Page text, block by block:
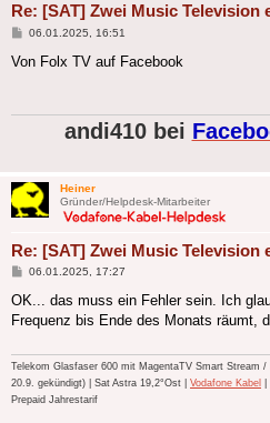
Re: [SAT] Zwei Music Television
Beitrag
06.01.2025, 16:51
Von Folx TV auf Facebook
andi410 bei
Heiner
Gründer/Helpdesk-Mitarbeiter
Re: [SAT] Zwei Music Television
Beitrag
06.01.2025, 17:27
OK... das muss ein Fehler sein. Ich
Frequenz bis Ende des Monats räumt,
Telekom Glasfaser 600 mit MagentaTV Smart Stream
20.9. gekündigt) | Sat Astra 19,2°Ost | Vodafone Kabel
Prepaid Jahrestarif